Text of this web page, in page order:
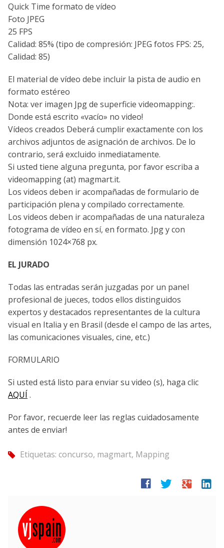
Quick Time formato de vídeo
Foto JPEG
25 FPS
Calidad: 85% (tipo de compresión: JPEG fotos FPS: 25,
Calidad: 85)
El material de vídeo debe incluir la pista de audio en
formato estéreo
Nota: ver imagen Jpg de superficie videomapping:.
Donde está escrito «vacío» no video!
Vídeos creados Deberá cumplir exactamente con los
archivos adjuntos de asignación de archivos. De lo
contrario, será excluido inmediatamente.
Si usted tiene alguna pregunta, por favor escriba a
videomapping (at) magmart.it.
Los videos deben ir acompañadas de formulario de
participación plena y compilado correctamente.
Los videos deben ir acompañadas de una naturaleza
fotograma de vídeo en sí, en formato. Jpg y con
dimensión 1024×768 px.
EL JURADO
Todas las entradas serán juzgadas por un panel
profesional de jueces, todos ellos distinguidos
expertos y destacados representantes de la cultura
visual en Italia y en Brasil (desde el campo de las artes,
las comunicaciones visuales, cine, etc.)
FORMULARIO
Si usted está listo para enviar su video (s), haga clic
AQUÍ.
Por favor, recuerde leer las reglas cuidadosamente
antes de enviar!
tag Etiquetas: concurso, magmart, Mapping
facebook twitter google linkedin